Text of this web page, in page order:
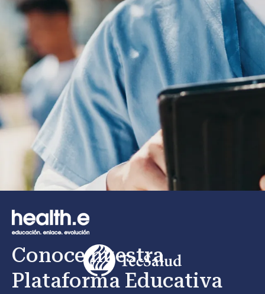
Conoce nuestra
Plataforma Educativa